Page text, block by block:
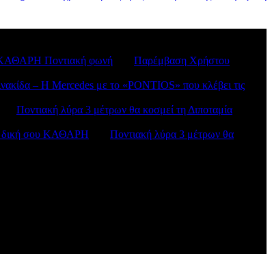
ΚΑΘΑΡΗ Ποντιακή φωνή
Παρέμβαση Χρήστου
– Η Mercedes με το «PONTIOS» που κλέβει τις
Ποντιακή λύρα 3 μέτρων θα κοσμεί τη Διποταμία
H δική σου ΚΑΘΑΡΗ
Ποντιακή λύρα 3 μέτρων θα